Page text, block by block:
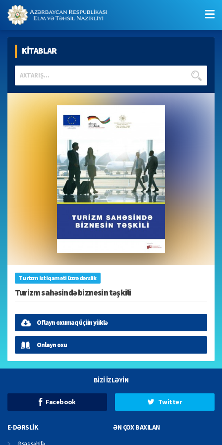
KİTABLAR
Turizm istiqaməti üzrə dərslik
Turizm sahəsində biznesin təşkili
Oflayn oxumaq üçün yüklə
Onlayn oxu
BİZİ İZLƏYİN
Facebook Twitter
E-DƏRSLİK ƏN ÇOX BAXILAN